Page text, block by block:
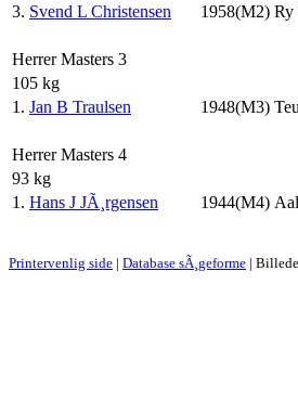
3. Svend L Christensen 1958(M2)
Herrer Masters 3
105 kg
1. Jan B Traulsen 1948(M3)
Herrer Masters 4
93 kg
1. Hans J JÃ¸rgensen 1944(M4)
Printervenlig side | Database sÃ¸geforme |